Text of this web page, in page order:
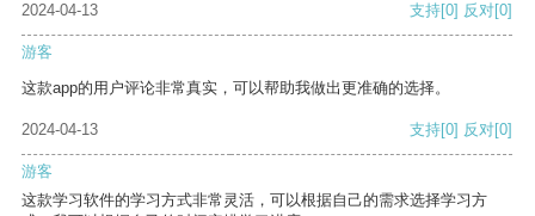
2024-04-13 支持[0] 反对[0]
游客
这款app的用户评论非常真实，可以帮助我做出更准确的选择。
2024-04-13 支持[0] 反对[0]
游客
这款学习软件的学习方式非常灵活，可以根据自己的需求选择学习方